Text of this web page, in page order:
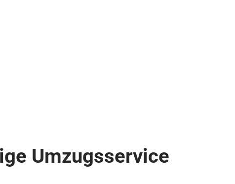
Umzugsservice